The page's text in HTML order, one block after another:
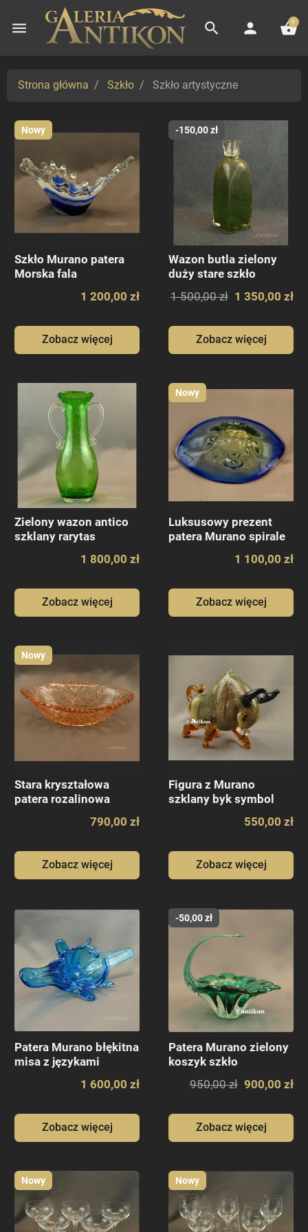
menu search person shopping_basket
0
Strona główna Szkło Szkło artystyczne
Nowy
Szkło Murano patera
Morska fala
1 200,00 zł
Zobacz więcej
-150,00 zł
Wazon butla zielony
duży stare szkło
1 500,00 zł 1 350,00 zł
Zobacz więcej
Zielony wazon antico
szklany rarytas
1 800,00 zł
Zobacz więcej
Nowy
Luksusowy prezent
patera Murano spirale
1 100,00 zł
Zobacz więcej
Nowy
Stara kryształowa
patera rozalinowa
790,00 zł
Zobacz więcej
Figura z Murano
szklany byk symbol
550,00 zł
Zobacz więcej
Patera Murano błękitna
misa z językami
1 600,00 zł
Zobacz więcej
-50,00 zł
Patera Murano zielony
koszyk szkło
950,00 zł 900,00 zł
Zobacz więcej
Nowy Nowy